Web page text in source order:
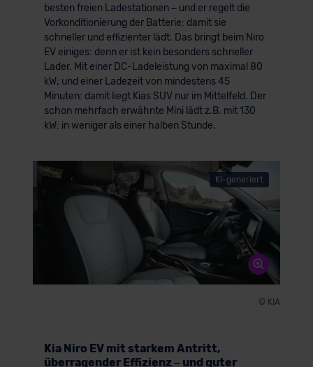
besten freien Ladestationen – und er regelt die
Vorkonditionierung der Batterie: damit sie
schneller und effizienter lädt. Das bringt beim Niro
EV einiges: denn er ist kein besonders schneller
Lader. Mit einer DC-Ladeleistung von maximal 80
kW; und einer Ladezeit von mindestens 45
Minuten: damit liegt Kias SUV nur im Mittelfeld. Der
schon mehrfach erwähnte Mini lädt z.B. mit 130
kW: in weniger als einer halben Stunde.
KI-generiert
© KIA
Kia Niro EV mit starkem Antritt,
überragender Effizienz – und guter